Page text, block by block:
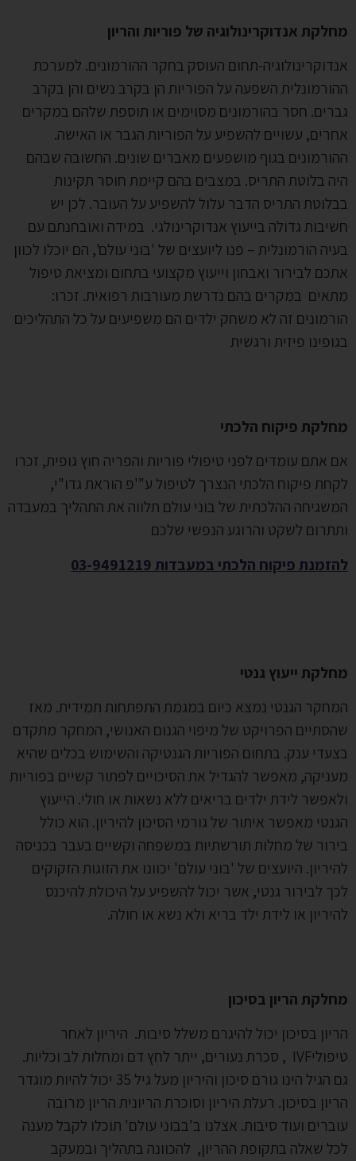
אנדוקרינולוגיה של פוריות והריון
תחום העוסק בחקר ההורמונים. למערכת
השפעה על הפוריות הן בקרב נשים והן בקרב
חסר בהורמונים מסוימים או תוספת שלהם במקרים
עשויים להשפיע על הפוריות הגבר או האישה.
בגוף מושפעים מאברים שונים. החשובה שבהם
בלוטת התריס. במצבים בהם קיימת חוסר תקינות
התריס הדבר עלול להשפיע על העובר. לכן יש
גדולה בייעוץ אנדוקרינולגי.במידה ואובחנתם עם
הורמונלית – פנו ליועצים של 'בוני עולם', הם יוכלו לכוון
לבירור ואבחון וייעוץ מקצועי בתחום ומציאת טיפול
במקרים בהם נדרשת מעורבות רפואית. זכרו:
זה לא משחק ילדים הם משפיעים על כל התהליכים
פיזית ורגשית
פיקוח הלכתי
אתם עומדים לפני טיפולי פוריות והפריה חוץ גופית, זכרו
פיקוח הלכתי הנצרך לטיפול ע"'פ הוראת גדו"י,
ההלכתית של בוני עולם תלווה את התהליך במעבדה
לשקט והרוגע הנפשי שלכם
פיקוח הלכתי במעבדות 03-9491219
ייעוץ גנטי
הגנטי נמצא כיום במגמת התפתחות תמידית. מאז
הפרויקט של מיפוי הגנום האנושי, המחקר מתקדם
ענק. בתחום הפוריות הגנטיקה והשימוש בכלים שהיא
מאפשר להגדיל את הסיכויים לפתור קשיים בפוריות
לידת ילדים בריאים ללא נשאות או חולי. הייעוץ
מאפשר איתור של גורמי הסיכון להיריון. הוא כולל
של מחלות תורשתיות במשפחה וקשיים בעבר בכניסה
היועצים של 'בוני עולם' יכוונו את הזוגות הזקוקים
לבירור גנטי, אשר יכול להשפיע על היכולת להיכנס
או לידת ילד בריא ולא נשא או חולה.
הריון בסיכון
בסיכון יכול להיגרם משלל סיבות. היריון לאחר
טיפוליIVF , סכרת נעורים, ייתר לחץ דם ומחלות לב וכליות.
גם הגיל הינו גורם סיכון והיריון מעל גיל 35 יכול להיות מוגדר
בסיכון. רעלת היריון וסוכרת הריונית הריון מרובה
ועוד סיבות. אצלנו ב'בבוני עולם' תוכלו לקבל מענה
שאלה בתקופת ההריון, להכוונה בתהליך ובמעקב